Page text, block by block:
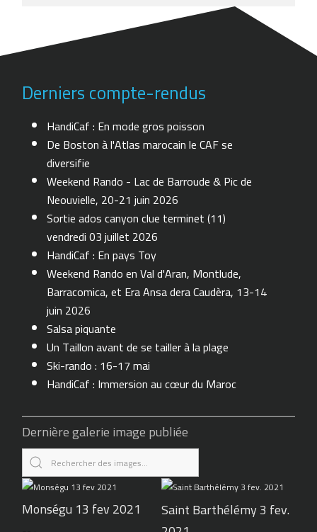
Derniers compte-rendus
HandiCaf : En mode gros poisson
De Boston à l'Atlas marocain le CAF se
diversifie
Weekend Rando - Lac de Barroude & Pic de
Neouvielle, 20-21 juin 2026
Sortie ados canyon clue terminet (11)
vendredi 03 juillet 2026
HandiCaf : En pays Toy
Weekend Rando en Val d'Aran, Montlude,
Barracomica, et Era Ansa dera Caudèra, 13-14
juin 2026
Salsa piquante
Un Taillon avant de se tailler à la plage
Ski-rando : 16-17 mai
HandiCaf : Immersion au cœur du Maroc
Dernière galerie image publiée
Monségu 13 fev 2021
Saint Barthélémy 3 fev.